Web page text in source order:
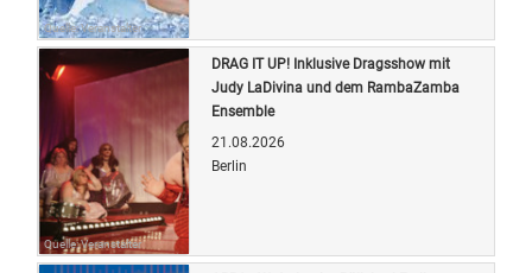
Quelle: Veranstalter
Quelle: Veranstalter
DRAG IT UP! Inklusive Dragsshow mit
Judy LaDivina und dem RambaZamba
Ensemble
21.08.2026
Berlin